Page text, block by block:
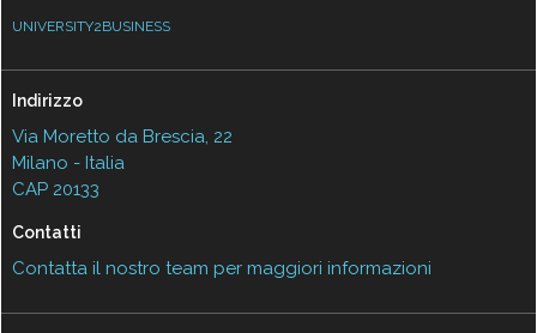
UNIVERSITY2BUSINESS
Indirizzo
Via Moretto da Brescia, 22
Milano - Italia
CAP 20133
Contatti
Contatta il nostro team per maggiori informazioni